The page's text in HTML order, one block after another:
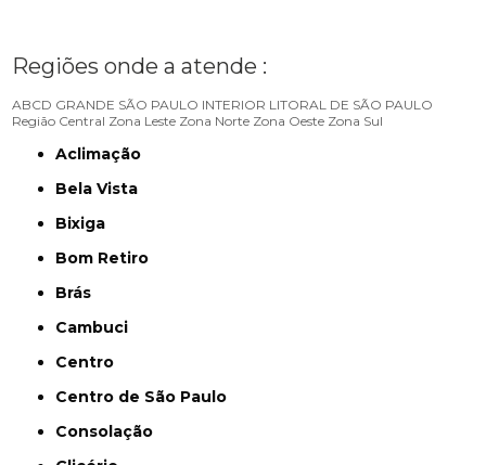
Regiões onde a atende :
ABCD GRANDE SÃO PAULO INTERIOR LITORAL DE SÃO PAULO
Região Central Zona Leste Zona Norte Zona Oeste Zona Sul
Aclimação
Bela Vista
Bixiga
Bom Retiro
Brás
Cambuci
Centro
Centro de São Paulo
Consolação